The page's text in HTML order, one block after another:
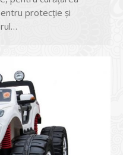
protecție și